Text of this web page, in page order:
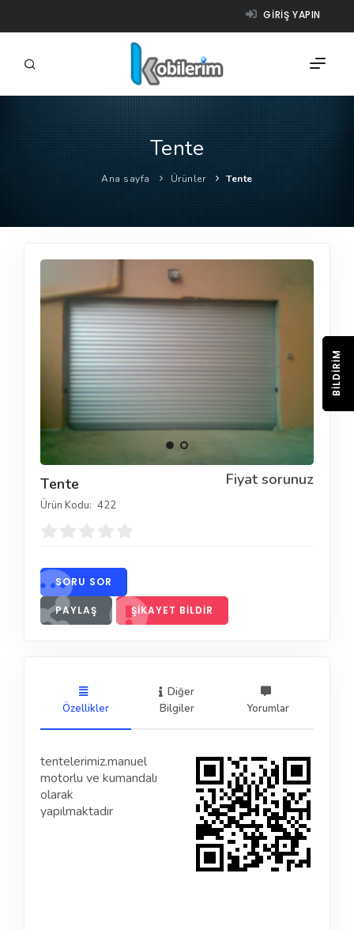
GIRIŞ YAPIN
FIRMALAR
ÜRÜNLER
NASIL ÇALIŞIR?
YARDIM
Tente
Ana sayfa Ürünler Tente
Fiyat sorunuz
Tente
Ürün Kodu: 422
SORU SOR
PAYLAŞ ŞIKAYET BILDIR
Özellikler
Diğer
Bilgiler
Yorumlar
tentelerimiz.manuel
motorlu ve kumandalı
olarak
yapılmaktadır
BILDIRIM